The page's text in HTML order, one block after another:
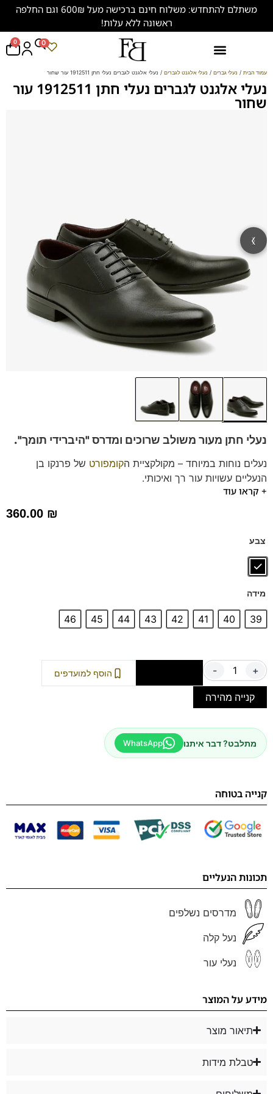
משתלם להתחדש: משלוח חינם ברכישה מעל 600₪ וגם החלפה
ראשונה ללא עלות!
0 0
נעלי חתן מעור משולב שרוכים ומדרס "היברידי תומך".
נעלים נוחות במיוחד – מקולקציית הקומפורט של פרנקו בן
הנעליים עשויות עור רך ואיכותי.
ספידות וביטנות נושמות וסופגות זיעה.
+ קראו עוד
360.00 ₪
צבע
מידה
39
40
41
42
43
44
45
46
- + הוסף למועדפים
קנייה מהירה
מתלבט? דבר איתנו WhatsApp
קנייה בטוחה
תכונות הנעליים
מדרסים נשלפים
נעל קלה
נעלי עור
מידע על המוצר
תיאור מוצר
טבלת מידות
עמוד הבית / נעלי גברים / נעלי אלגנט לגברים / נעלי אלגנט לגברים נעלי חתן 1912511 עור שחור
נעלי אלגנט לגברים נעלי חתן 1912511 עור
שחור
‹
›